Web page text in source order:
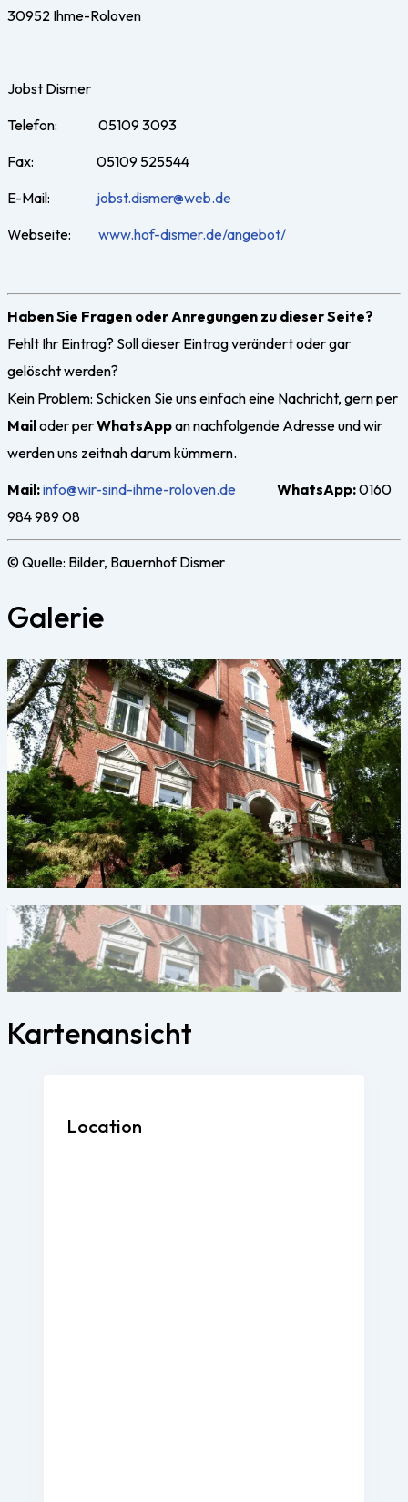
30952 Ihme-Roloven
Jobst Dismer
Telefon: 05109 3093
Fax: 05109 525544
E-Mail: jobst.dismer@web.de
Webseite: www.hof-dismer.de/angebot/
Haben Sie Fragen oder Anregungen zu dieser Seite?
Fehlt Ihr Eintrag? Soll dieser Eintrag verändert oder gar
gelöscht werden?
Kein Problem: Schicken Sie uns einfach eine Nachricht, gernper
Mailoder perWhatsAppan nachfolgende Adresse und wir
werden uns zeitnah darum kümmern.
Mail:info@wir-sind-ihme-roloven.de WhatsApp:0160
984 989 08
© Quelle: Bilder, Bauernhof Dismer
Galerie
Kartenansicht
Location